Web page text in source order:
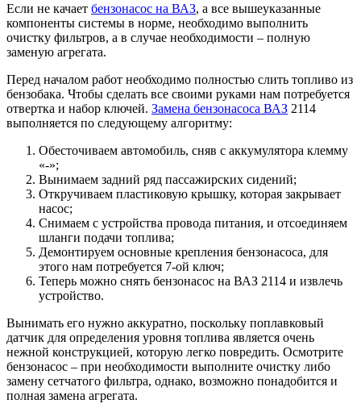
Если не качает бензонасос на ВАЗ, а все вышеуказанные
компоненты системы в норме, необходимо выполнить
очистку фильтров, а в случае необходимости – полную
заменую агрегата.
Перед началом работ необходимо полностью слить топливо из
бензобака. Чтобы сделать все своими руками нам потребуется
отвертка и набор ключей. Замена бензонасоса ВАЗ 2114
выполняется по следующему алгоритму:
Обесточиваем автомобиль, сняв с аккумулятора клемму
«-»;
Вынимаем задний ряд пассажирских сидений;
Откручиваем пластиковую крышку, которая закрывает
насос;
Снимаем с устройства провода питания, и отсоединяем
шланги подачи топлива;
Демонтируем основные крепления бензонасоса, для
этого нам потребуется 7-ой ключ;
Теперь можно снять бензонасос на ВАЗ 2114 и извлечь
устройство.
Вынимать его нужно аккуратно, поскольку поплавковый
датчик для определения уровня топлива является очень
нежной конструкцией, которую легко повредить. Осмотрите
бензонасос – при необходимости выполните очистку либо
замену сетчатого фильтра, однако, возможно понадобится и
полная замена агрегата.